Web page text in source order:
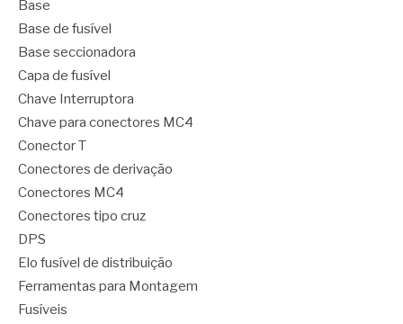
Base
Base de fusível
Base seccionadora
Capa de fusível
Chave Interruptora
Chave para conectores MC4
Conector T
Conectores de derivação
Conectores MC4
Conectores tipo cruz
DPS
Elo fusível de distribuição
Ferramentas para Montagem
Fusíveis